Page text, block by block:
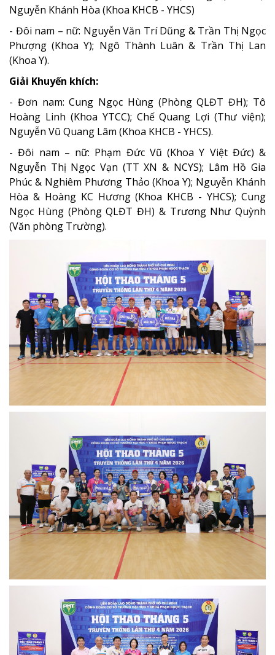
Nguyễn Khánh Hòa (Khoa KHCB - YHCS)
- Đôi nam – nữ: Nguyễn Văn Trí Dũng & Trần Thị Ngọc
Phượng (Khoa Y); Ngô Thành Luân & Trần Thị Lan
(Khoa Y).
Giải Khuyến khích:
- Đơn nam: Cung Ngọc Hùng (Phòng QLĐT ĐH); Tô
Hoàng Linh (Khoa YTCC); Chế Quang Lợi (Thư viện);
Nguyễn Vũ Quang Lâm (Khoa KHCB - YHCS).
- Đôi nam – nữ: Phạm Đức Vũ (Khoa Y Việt Đức) &
Nguyễn Thị Ngọc Vạn (TT XN & NCYS); Lâm Hồ Gia
Phúc & Nghiêm Phương Thảo (Khoa Y); Nguyễn Khánh
Hòa & Hoàng KC Hương (Khoa KHCB - YHCS); Cung
Ngọc Hùng (Phòng QLĐT ĐH) & Trương Như Quỳnh
(Văn phòng Trường).